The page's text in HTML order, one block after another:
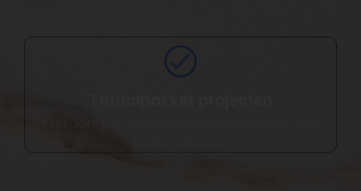
Totaalpakket projecten
Van aankoop tot vakkundige plaatsing: alles